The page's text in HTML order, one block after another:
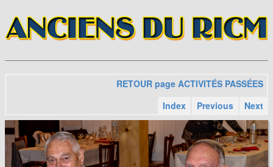
RETOUR page ACTIVITÉS PASSÉES
Index
Previous Next